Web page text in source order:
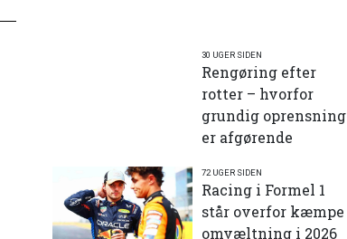
30 UGER SIDEN
Rengøring efter
rotter – hvorfor
grundig oprensning
er afgørende
72 UGER SIDEN
Racing i Formel 1
står overfor kæmpe
omvæltning i 2026